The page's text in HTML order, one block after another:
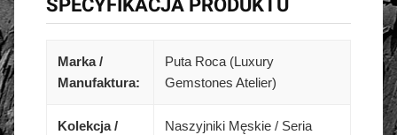
SPECYFIKACJA PRODUKTU
Marka /
Manufaktura:
Puta Roca (Luxury
Gemstones Atelier)
Kolekcja /
Naszyjniki Męskie / Seria